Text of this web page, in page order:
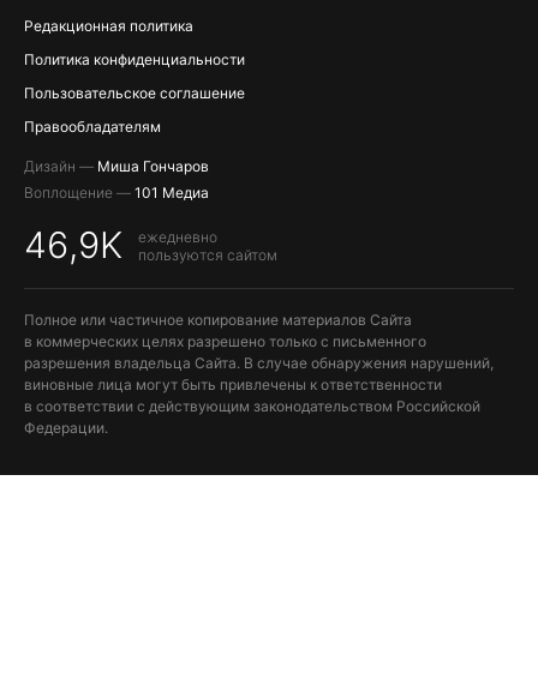
Редакционная политика
Политика конфиденциальности
Пользовательское соглашение
Правообладателям
Дизайн — Миша Гончаров
Воплощение — 101 Медиа
46,9K
ежедневно
пользуются сайтом
Полное или частичное копирование материалов Сайта
в коммерческих целях разрешено только с письменного
разрешения владельца Сайта. В случае обнаружения нарушений,
виновные лица могут быть привлечены к ответственности
в соответствии с действующим законодательством Российской
Федерации.